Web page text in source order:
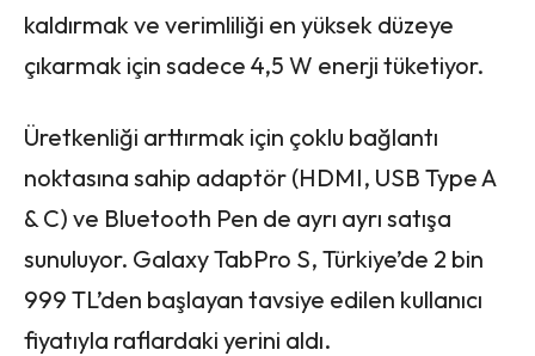
kaldırmak ve verimliliği en yüksek düzeye
çıkarmak için sadece 4,5 W enerji tüketiyor.
Üretkenliği arttırmak için çoklu bağlantı
noktasına sahip adaptör (HDMI, USB Type A
& C) ve Bluetooth Pen de ayrı ayrı satışa
sunuluyor. Galaxy TabPro S, Türkiye’de 2 bin
999 TL’den başlayan tavsiye edilen kullanıcı
fiyatıyla raflardaki yerini aldı.